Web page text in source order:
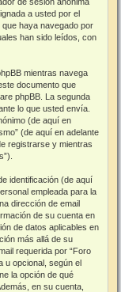
a usted por el
haya navegado por
han sido leídos, con
mientras navega
documento que
phpBB. La segunda
lo que usted envía.
(de aquí en
(de aquí en adelante
registrarse y mientras
identificación (de aquí
empleada para la
dirección de email
de su cuenta en
de datos aplicables en
más allá de su
requerida por “Foro
u opcional, según el
la opción de qué
en su cuenta,